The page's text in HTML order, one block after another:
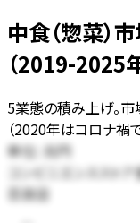
中食（惣菜）
（2019-2025
5業態の積み上げ。
（2020年はコロナ禍
単位: 兆円
コンビニエンスストア
百貨店